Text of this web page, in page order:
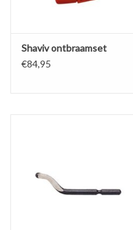
Shaviv ontbraamset
€84,95